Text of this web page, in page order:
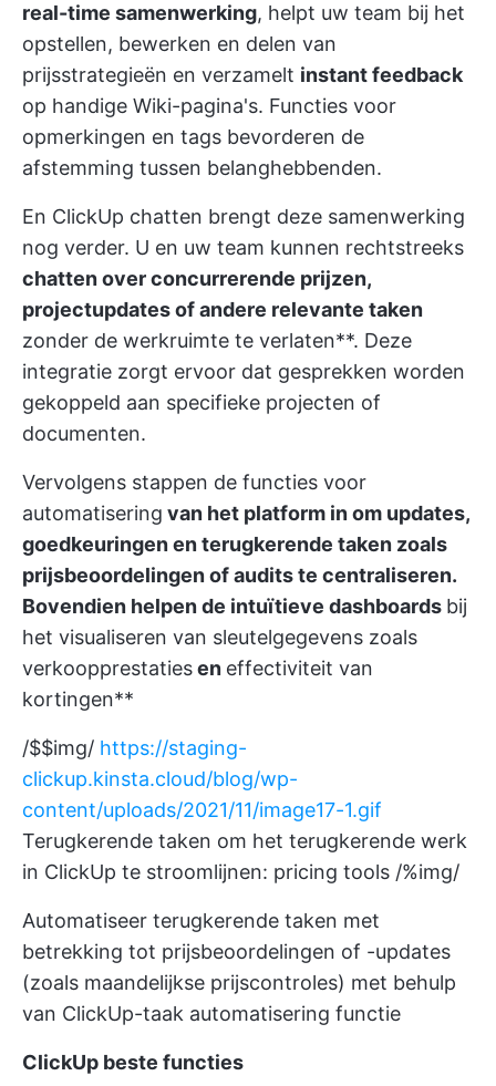
real-time samenwerking, helpt uw team bij het
opstellen, bewerken en delen van
prijsstrategieën en verzamelt instant feedback
op handige Wiki-pagina's. Functies voor
opmerkingen en tags bevorderen de
afstemming tussen belanghebbenden.
En ClickUp chatten brengt deze samenwerking
nog verder. U en uw team kunnen rechtstreeks
chatten over concurrerende prijzen,
projectupdates of andere relevante taken
zonder de werkruimte te verlaten**. Deze
integratie zorgt ervoor dat gesprekken worden
gekoppeld aan specifieke projecten of
documenten.
Vervolgens stappen de functies voor
automatisering van het platform in om updates,
goedkeuringen en terugkerende taken zoals
prijsbeoordelingen of audits te centraliseren.
Bovendien helpen de intuïtieve dashboards bij
het visualiseren van sleutelgegevens zoals
verkoopprestatiesen effectiviteit van
kortingen**
/$$img/ https://staging-
clickup.kinsta.cloud/blog/wp-
content/uploads/2021/11/image17-1.gif
Terugkerende taken om het terugkerende werk
in ClickUp te stroomlijnen: pricing tools /%img/
Automatiseer terugkerende taken met
betrekking tot prijsbeoordelingen of -updates
(zoals maandelijkse prijscontroles) met behulp
van ClickUp-taak automatisering functie
ClickUp beste functies